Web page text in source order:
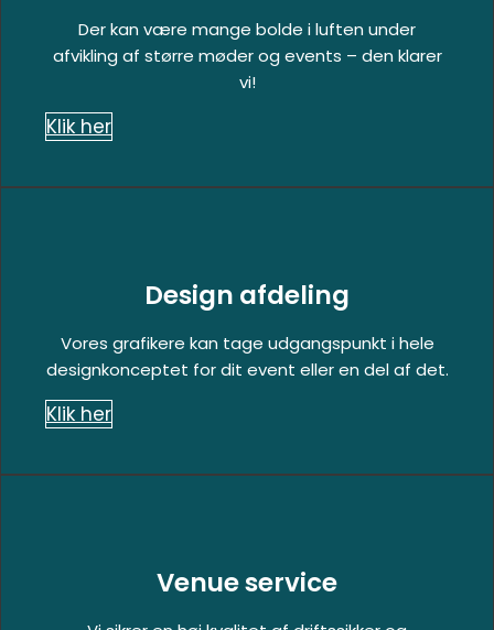
Der kan være mange bolde i luften under
afvikling af større møder og events – den klarer
vi!
Klik her
Design afdeling
Vores grafikere kan tage udgangspunkt i hele
designkonceptet for dit event eller en del af det.
Klik her
Venue service